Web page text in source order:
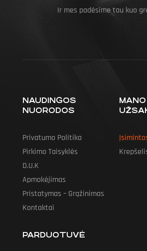
Ir mes padėsime tau kuo
NAUDINGOS
NUORODOS
Privatumo Politika
Pirkimo Taisyklės
D.U.K
Apmokėjimas
Pristatymas – Grąžinimas
Kontaktai
MANO
PARDUOTUVĖ